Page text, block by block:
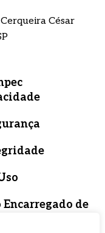
César
Encarregado de